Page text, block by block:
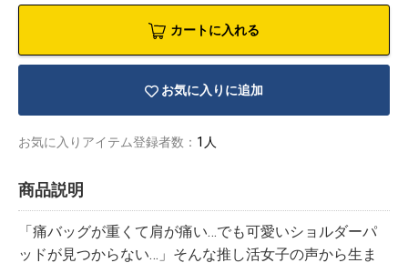
カートに入れる
お気に入りに追加
お気に入りアイテム登録者数： 1人
商品説明
「痛バッグが重くて肩が痛い…でも可愛いショルダーパ
ッドが見つからない…」そんな推し活女子の声から生ま
イラストレ
ーター
アダルトグ
ッズ